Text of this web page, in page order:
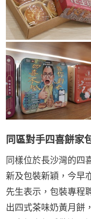
同區對手四喜餅家
同樣位於長沙灣的四
新及包裝新穎，今早
先生表示，包裝專程
出四式茶味奶黃月餅